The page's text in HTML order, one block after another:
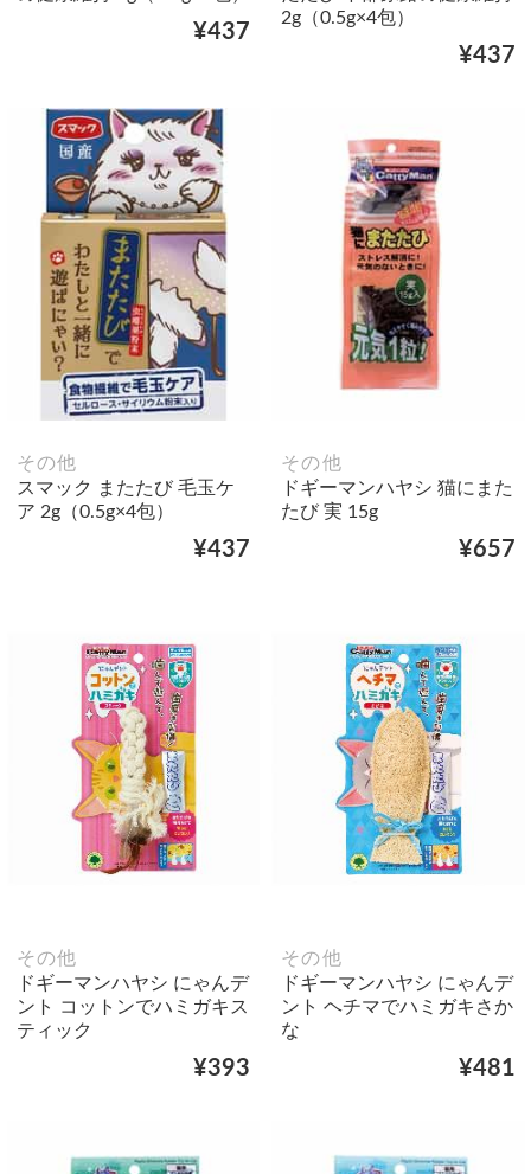
¥437
2g（0.5g×4包）
¥437
その他
スマック またたび 毛玉ケ
ア 2g（0.5g×4包）
¥437
その他
ドギーマンハヤシ 猫にまた
たび 実 15g
¥657
その他
ドギーマンハヤシ にゃんデ
ント コットンでハミガキス
ティック
¥393
その他
ドギーマンハヤシ にゃんデ
ント ヘチマでハミガキさか
な
¥481